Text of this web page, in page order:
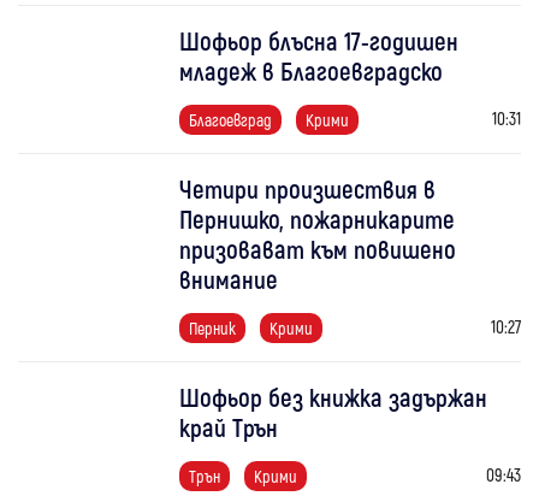
Шофьор блъсна 17-годишен
младеж в Благоевградско
Благоевград Крими 10:31
Четири произшествия в
Пернишко, пожарникарите
призовават към повишено
внимание
Перник Крими 10:27
Шофьор без книжка задържан
край Трън
Трън Крими 09:43